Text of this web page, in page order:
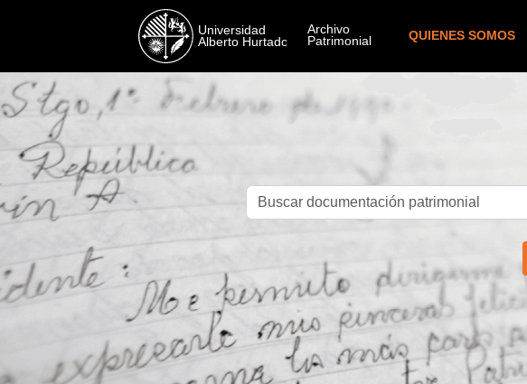
QUIENES SOMOS